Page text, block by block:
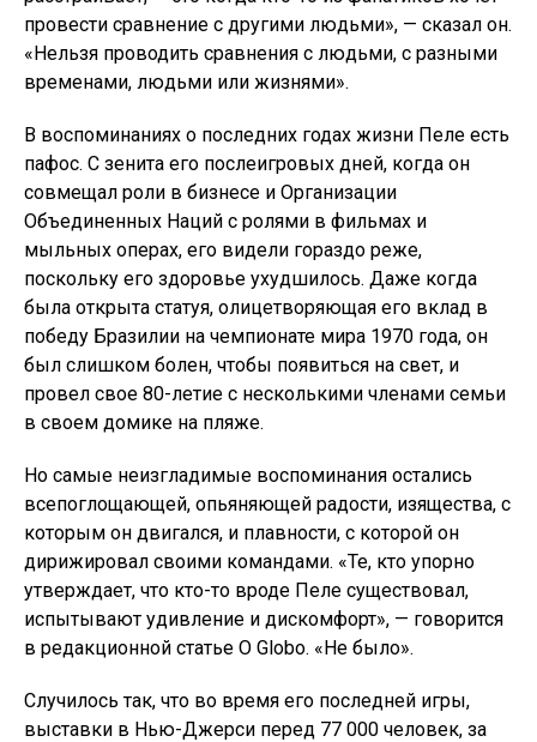
провести сравнение с другими людьми», — сказал он.
«Нельзя проводить сравнения с людьми, с разными
временами, людьми или жизнями».
В воспоминаниях о последних годах жизни Пеле есть
пафос. С зенита его послеигровых дней, когда он
совмещал роли в бизнесе и Организации
Объединенных Наций с ролями в фильмах и
мыльных операх, его видели гораздо реже,
поскольку его здоровье ухудшилось. Даже когда
была открыта статуя, олицетворяющая его вклад в
победу Бразилии на чемпионате мира 1970 года, он
был слишком болен, чтобы появиться на свет, и
провел свое 80-летие с несколькими членами семьи
в своем домике на пляже.
Но самые неизгладимые воспоминания остались
всепоглощающей, опьяняющей радости, изящества, с
которым он двигался, и плавности, с которой он
дирижировал своими командами. «Те, кто упорно
утверждает, что кто-то вроде Пеле существовал,
испытывают удивление и дискомфорт», — говорится
в редакционной статье O Globo. «Не было».
Случилось так, что во время его последней игры,
выставки в Нью-Джерси перед 77 000 человек, за